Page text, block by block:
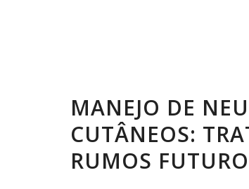
MANEJO DE
CUTÂNEOS:
RUMOS